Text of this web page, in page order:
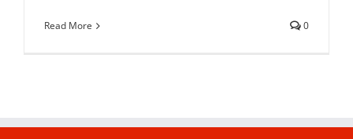
Read More 0